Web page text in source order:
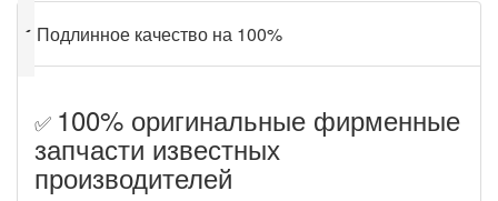
✔ Подлинное качество на 100%
✅ 100% оригинальные фирменные
запчасти известных
производителей